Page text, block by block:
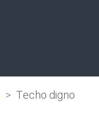
> Techo digno